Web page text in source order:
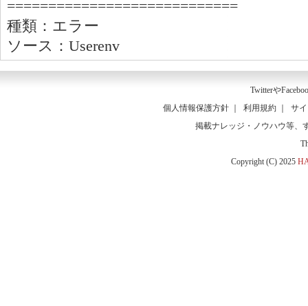
============================
種類：エラー
ソース：Userenv
Twitterや
個人情報保護方針
利用規約
サ
掲載ナレッジ・ノウハウ等、
Copyright (C) 2025